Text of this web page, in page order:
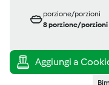
porzione/porzioni
8porzione/porzioni